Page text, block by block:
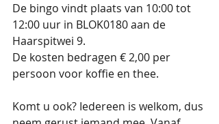
De bingo vindt plaats van 10:00 tot
12:00 uur in BLOK0180 aan de
Haarspitwei 9.
De kosten bedragen € 2,00 per
persoon voor koffie en thee.
Komt u ook? Iedereen is welkom, dus